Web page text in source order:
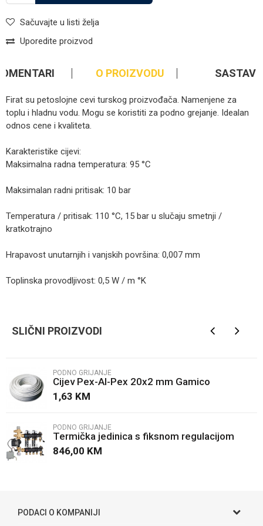
Sačuvajte u listi želja
Uporedite proizvod
O PROIZVODU SASTAV
Firat su petoslojne cevi turskog proizvođača. Namenjene za
toplu i hladnu vodu. Mogu se koristiti za podno grejanje. Idealan
odnos cene i kvaliteta.
Karakteristike cijevi:
Maksimalna radna temperatura: 95 °C
Maksimalan radni pritisak: 10 bar
Temperatura / pritisak: 110 °C, 15 bar u slučaju smetnji /
kratkotrajno
Hrapavost unutarnjih i vanjskih površina: 0,007 mm
Toplinska provodljivost: 0,5 W / m °K
Poruka
SLIČNI PROIZVODI
PODNO GRIJANJE
Cijev Pex-Al-Pex 20x2 mm Gamico
1,63 KM
PODNO GRIJANJE
Termička jedinica s fiksnom regulacijom
Caleffi
846,00 KM
PODACI O KOMPANIJI